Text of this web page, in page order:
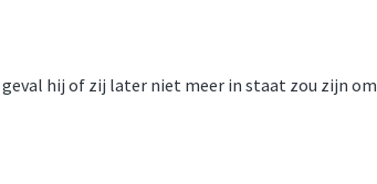
hij of zij later niet meer in staat zou zijn om